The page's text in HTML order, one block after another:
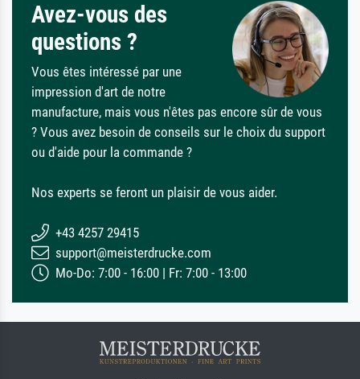
Avez-vous des
questions ?
Vous êtes intéressé par une
impression d'art de notre
manufacture, mais vous n'êtes pas encore sûr de vous
? Vous avez besoin de conseils sur le choix du support
ou d'aide pour la commande ?
Nos experts se feront un plaisir de vous aider.
+43 4257 29415
support@meisterdrucke.com
Mo-Do: 7:00 - 16:00 | Fr: 7:00 - 13:00